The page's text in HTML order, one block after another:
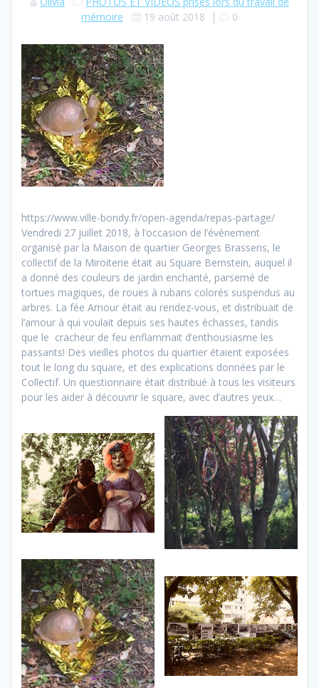
mémoire
19 août 2018 | 0
https://www.ville-bondy.fr/open-agenda/repas-partage/
Vendredi 27 juillet 2018, à l’occasion de l’évènement
organisé par la Maison de quartier Georges Brassens, le
collectif de la Miroiterie était au Square Bernstein, auquel il
a donné des couleurs de jardin enchanté, parsemé de
tortues magiques, de roues à rubans colorés suspendus au
arbres. La fée Amour était au rendez-vous, et distribuait de
l’amour à qui voulait depuis ses hautes échasses, tandis
que le cracheur de feu enflammait d’enthousiasme les
passants! Des vieilles photos du quartier étaient exposées
tout le long du square, et des explications données par le
Collectif. Un questionnaire était distribué à tous les visiteurs
pour les aider à découvrir le square, avec d’autres yeux…